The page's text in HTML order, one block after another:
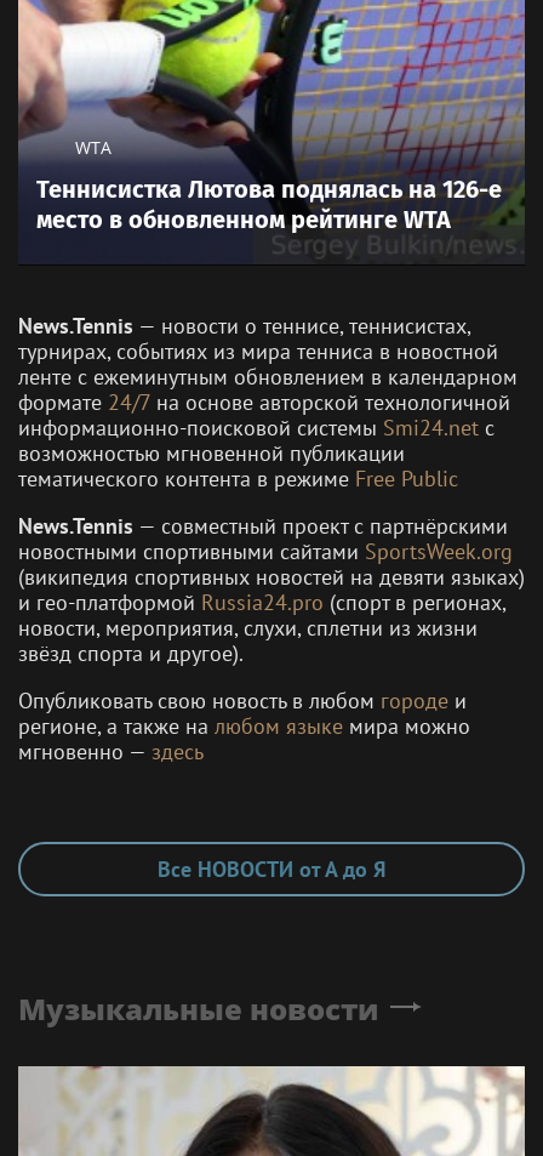
WTA
Теннисистка Лютова поднялась на 126-е
место в обновленном рейтинге WTA
News.Tennis — новости о теннисе, теннисистах,
турнирах, событиях из мира тенниса в новостной
ленте с ежеминутным обновлением в календарном
формате 24/7 на основе авторской технологичной
информационно-поисковой системы Smi24.net с
возможностью мгновенной публикации
тематического контента в режиме Free Public
News.Tennis — совместный проект с партнёрскими
новостными спортивными сайтами SportsWeek.org
(википедия спортивных новостей на девяти языках)
и гео-платформой Russia24.pro (спорт в регионах,
новости, мероприятия, слухи, сплетни из жизни
звёзд спорта и другое).
Опубликовать свою новость в любом городе и
регионе, а также на любом языке мира можно
мгновенно — здесь
Все НОВОСТИ от А до Я
Музыкальные новости